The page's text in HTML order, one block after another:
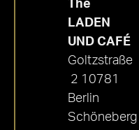
Thé
LADEN
UND CAFÉ
Goltzstraße
2 10781
Berlin
Schöneberg